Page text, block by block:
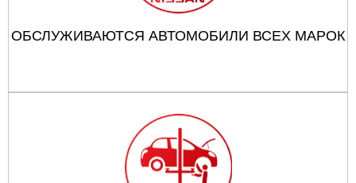
ОБСЛУЖИВАЮТСЯ АВТОМОБИЛИ ВСЕХ МАРОК